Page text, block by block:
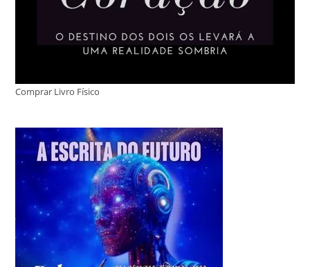
Comprar Livro Físico